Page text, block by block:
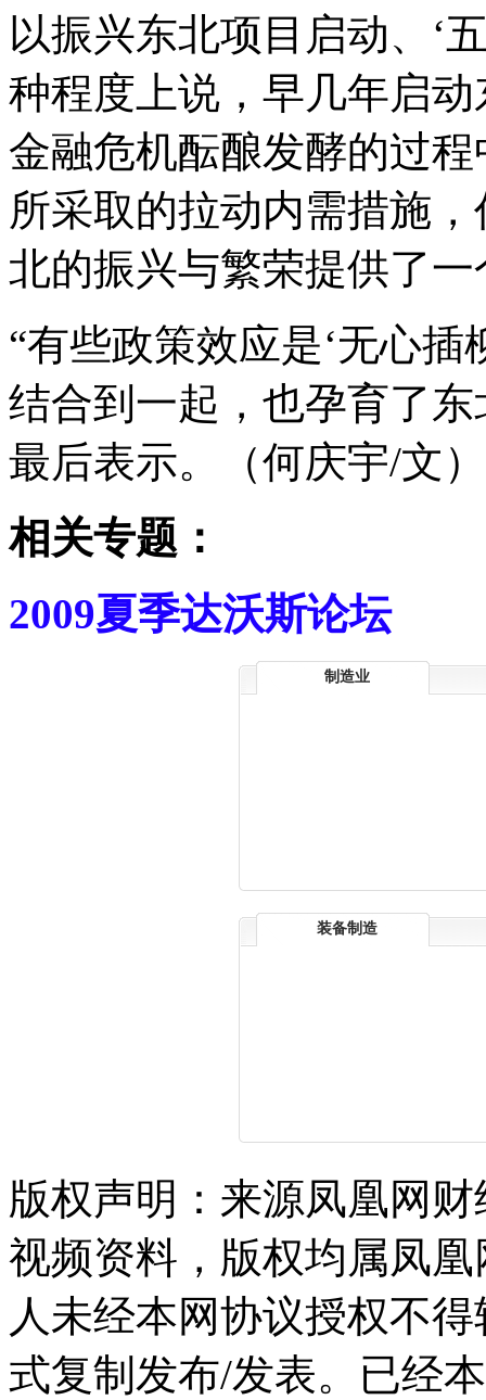
以振兴东北项目启动、‘
种程度上说，早几年启
金融危机酝酿发酵的过
所采取的拉动内需措施
北的振兴与繁荣提供了
“有些政策效应是‘无心
结合到一起，也孕育了
最后表示。（何庆宇/文）
相关专题：
2009夏季达沃斯论坛
制造业
装备制造
版权声明：来源凤凰网
视频资料，版权均属凤
人未经本网协议授权不
式复制发布/发表。已经